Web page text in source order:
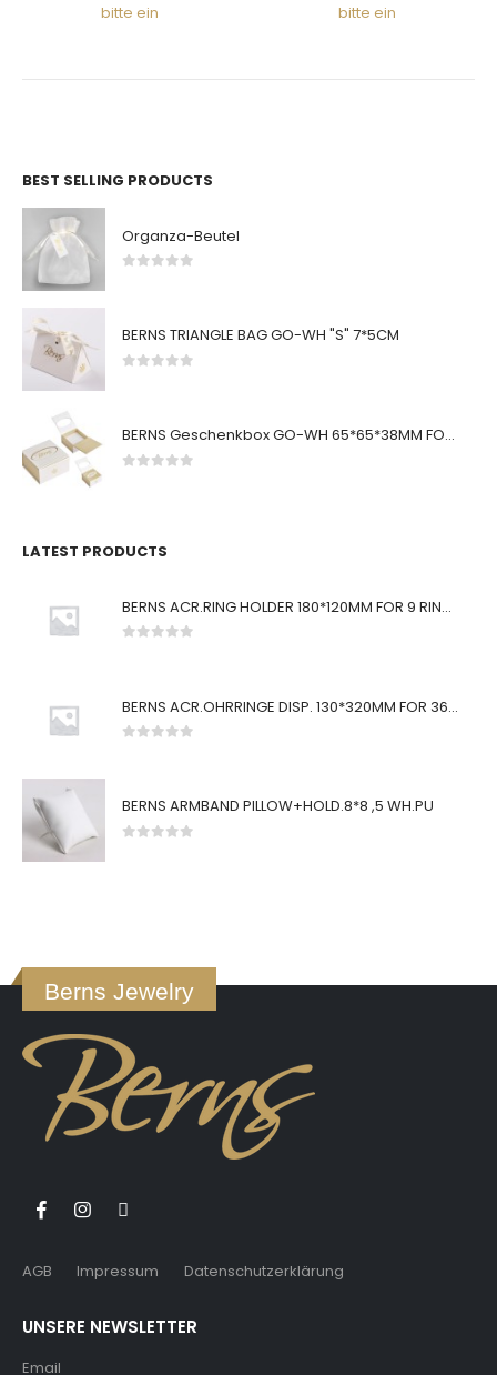
bitte ein
bitte ein
BEST SELLING PRODUCTS
Organza-Beutel
BERNS TRIANGLE BAG GO-WH "S" 7*5CM
BERNS Geschenkbox GO-WH 65*65*38MM FOR SMALL SETS
LATEST PRODUCTS
BERNS ACR.RING HOLDER 180*120MM FOR 9 RINGS
BERNS ACR.OHRRINGE DISP. 130*320MM FOR 36 PAIRS
BERNS ARMBAND PILLOW+HOLD.8*8 ,5 WH.PU
Berns Jewelry
AGB Impressum Datenschutzerklärung
UNSERE NEWSLETTER
Email